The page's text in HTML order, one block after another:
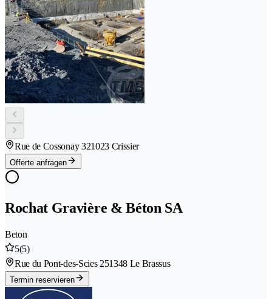
Rue de Cossonay 321023 Crissier
Offerte anfragen
Rochat Gravière & Béton SA
Beton
5(5)
Rue du Pont-des-Scies 251348 Le Brassus
Termin reservieren